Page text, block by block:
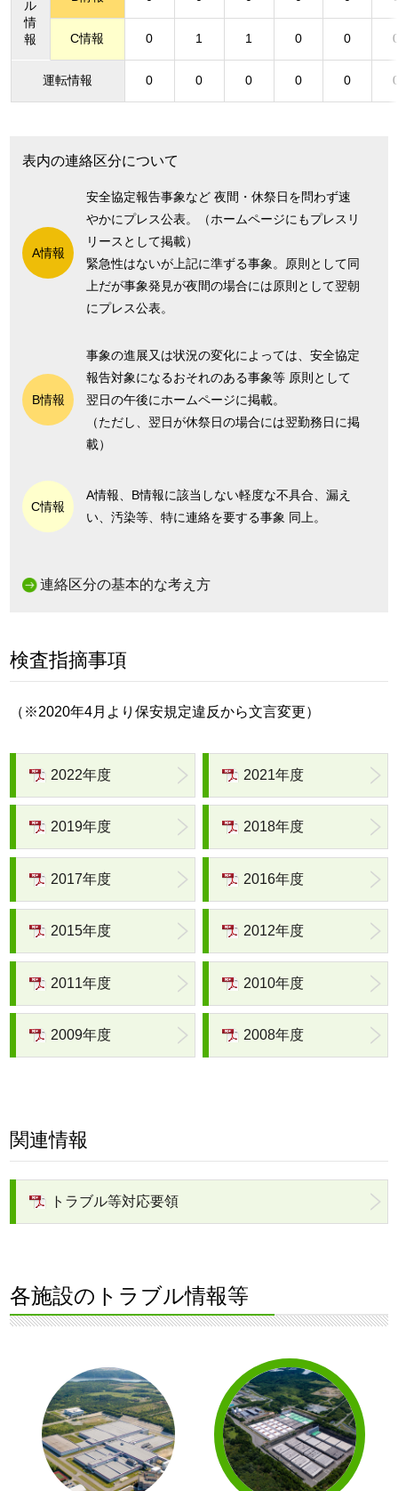
ル
情
報
C情報 0 1 1 0 0
運転情報 0 0 0 0 0
表内の連絡区分について
A情報
安全協定報告事象など 夜間・休祭日を問わず速
やかにプレス公表。（ホームページにもプレスリ
リースとして掲載）
緊急性はないが上記に準ずる事象。原則として同
上だが事象発見が夜間の場合には原則として翌朝
にプレス公表。
B情報
事象の進展又は状況の変化によっては、安全協定
報告対象になるおそれのある事象等 原則として
翌日の午後にホームページに掲載。
（ただし、翌日が休祭日の場合には翌勤務日に掲
載）
C情報
A情報、B情報に該当しない軽度な不具合、漏え
い、汚染等、特に連絡を要する事象 同上。
連絡区分の基本的な考え方
検査指摘事項
（※2020年4月より保安規定違反から文言変更）
2022年度 2021年度
2019年度 2018年度
2017年度 2016年度
2015年度 2012年度
2011年度 2010年度
2009年度 2008年度
関連情報
トラブル等対応要領
各施設のトラブル情報等